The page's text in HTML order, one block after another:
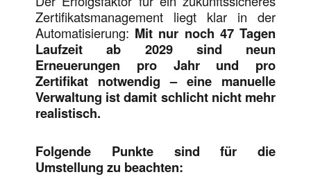
Zertifikatsmanagement liegt klar in der
Automatisierung: Mit nur noch 47 Tagen
Laufzeit ab 2029 sind neun
Erneuerungen pro Jahr und pro
Zertifikat notwendig – eine manuelle
Verwaltung ist damit schlicht nicht mehr
realistisch.
Folgende Punkte sind für die
Umstellung zu beachten: